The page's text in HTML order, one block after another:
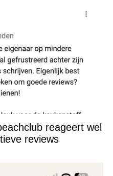
reageert wel
reviews